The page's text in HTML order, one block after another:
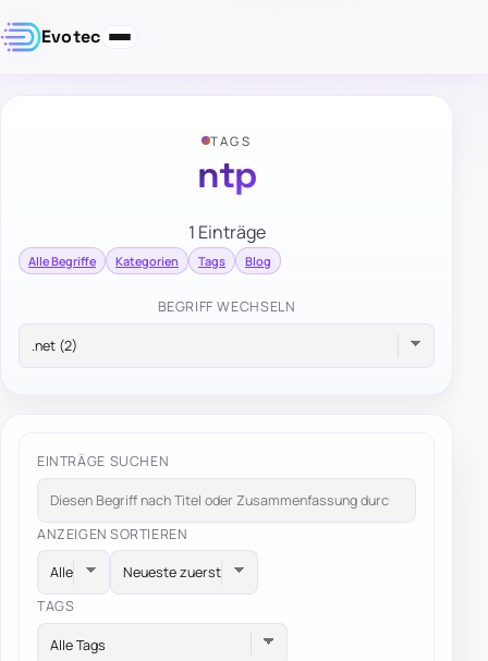
Evotec
TAGS
ntp
1 Einträge
Alle Begriffe Kategorien Tags Blog
BEGRIFF WECHSELN
EINTRÄGE SUCHEN
ANZEIGEN SORTIEREN
TAGS
Alle Tags